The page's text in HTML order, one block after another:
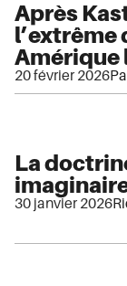
Après
l’extrême
Amérique
20 février 2026
La
30 janvier 2026